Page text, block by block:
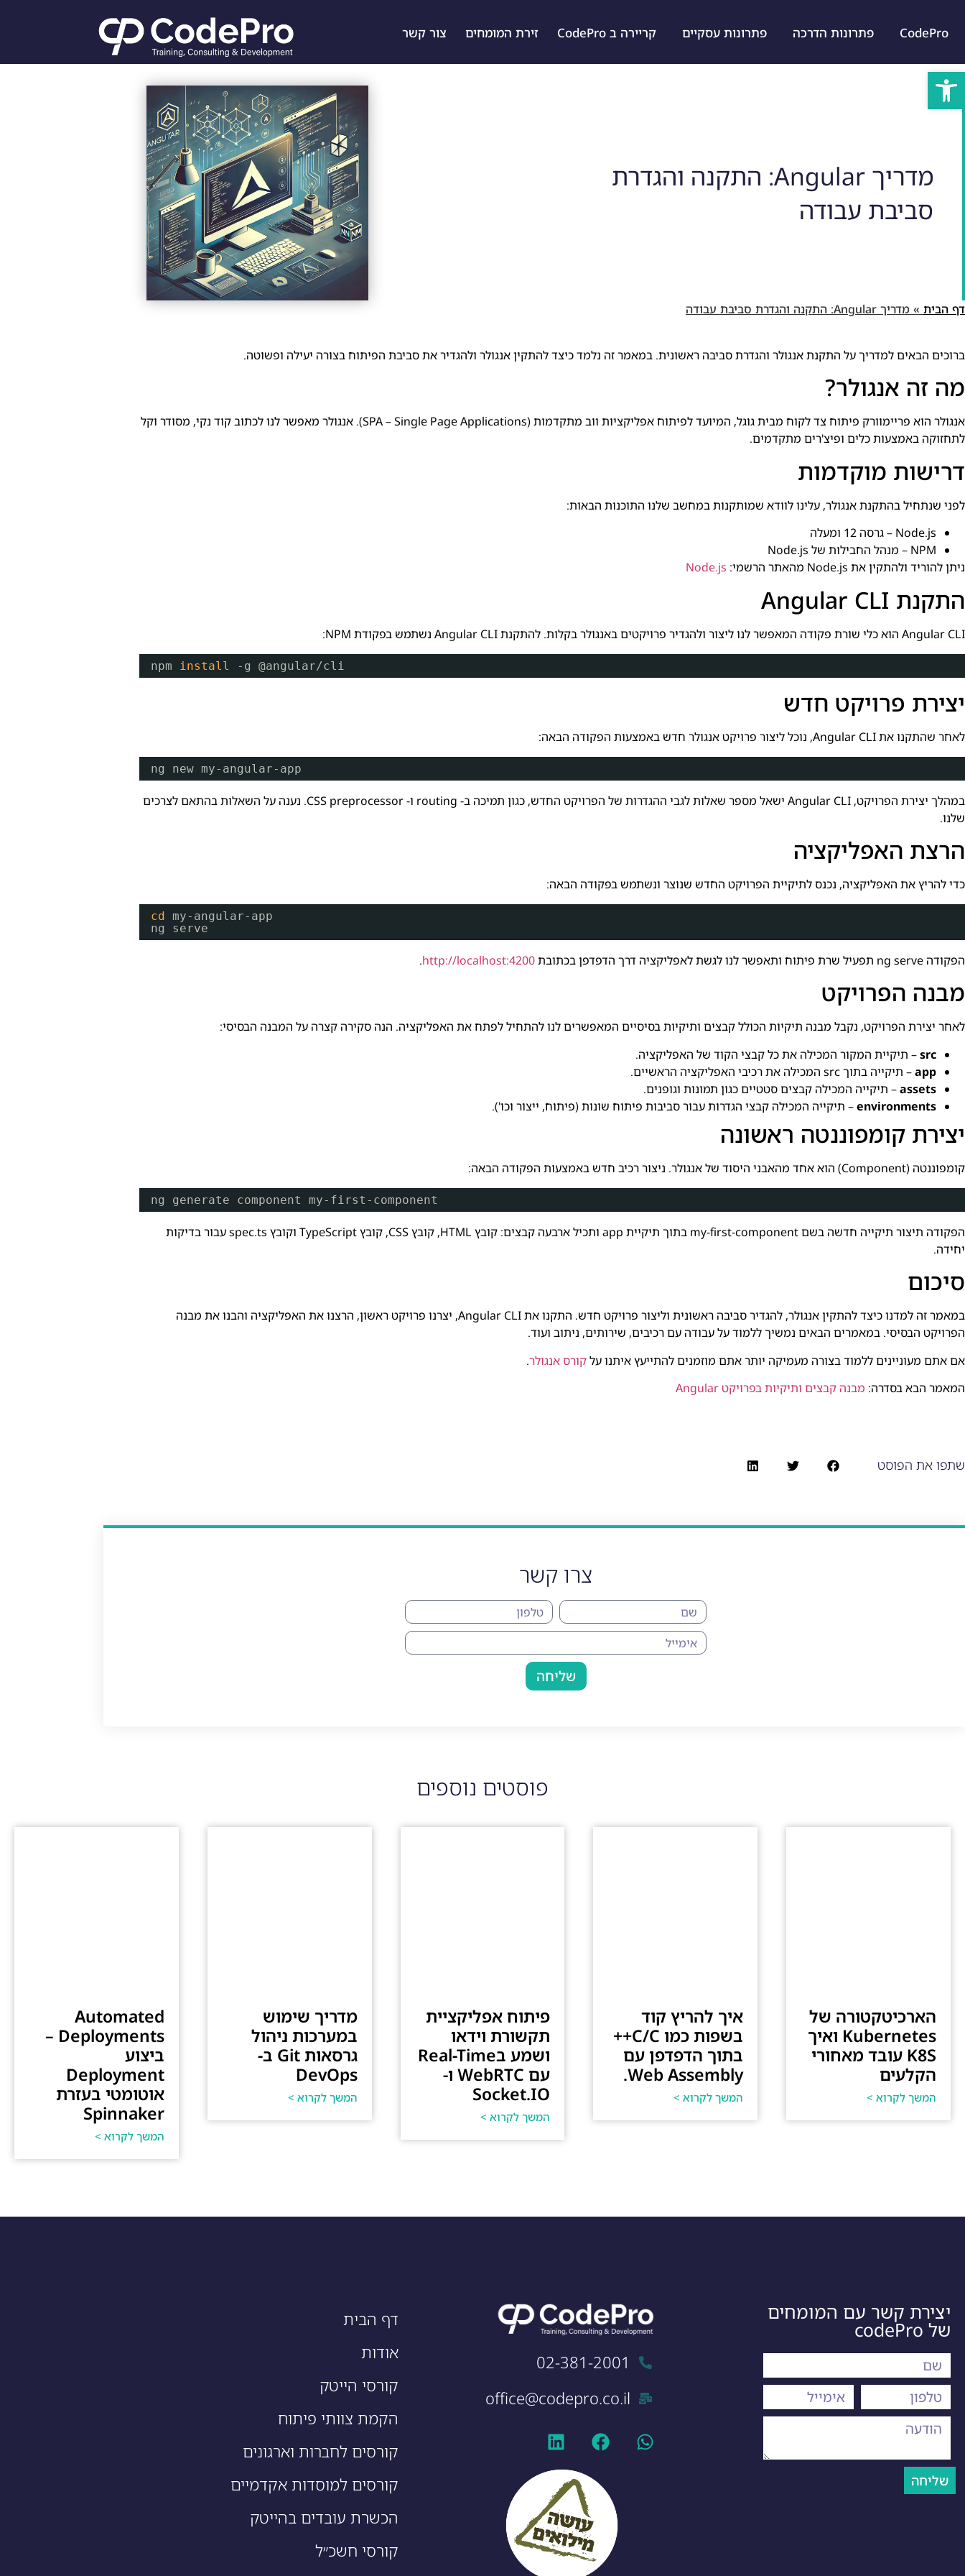
פתח סרגל נגישות
CodePro פתרונות הדרכה פתרונות עסקיים קריירה ב CodePro זירת המומחים צור קשר
מדריך Angular: התקנה והגדרת
סביבת עבודה
דף הבית » מדריך Angular: התקנה והגדרת סביבת עבודה
ברוכים הבאים למדריך על התקנת אנגולר והגדרת סביבה ראשונית. במאמר זה נלמד כיצד להתקין אנגולר ולהגדיר את סביבת הפיתוח בצורה יעילה ופשוטה.
מה זה אנגולר?
אנגולר הוא פריימוורק פיתוח צד לקוח מבית גוגל, המיועד לפיתוח אפליקציות ווב מתקדמות (SPA – Single Page Applications). אנגולר מאפשר לנו לכתוב קוד נקי, מסודר וקל
לתחזוקה באמצעות כלים ופיצ'רים מתקדמים.
דרישות מוקדמות
לפני שנתחיל בהתקנת אנגולר, עלינו לוודא שמותקנות במחשב שלנו התוכנות הבאות:
Node.js – גרסה 12 ומעלה
NPM – מנהל החבילות של Node.js
ניתן להוריד ולהתקין את Node.js מהאתר הרשמי:
Node.js
התקנת Angular CLI
Angular CLI הוא כלי שורת פקודה המאפשר לנו ליצור ולהגדיר פרויקטים באנגולר בקלות. להתקנת Angular CLI נשתמש בפקודת NPM:
npm install -g @angular/cli
יצירת פרויקט חדש
לאחר שהתקנו את Angular CLI, נוכל ליצור פרויקט אנגולר חדש באמצעות הפקודה הבאה:
ng new my-angular-app
במהלך יצירת הפרויקט, Angular CLI ישאל מספר שאלות לגבי ההגדרות של הפרויקט החדש, כגון תמיכה ב- routing ו- CSS preprocessor. נענה על השאלות בהתאם לצרכים
שלנו.
הרצת האפליקציה
כדי להריץ את האפליקציה, נכנס לתיקיית הפרויקט החדש שנוצר ונשתמש בפקודה הבאה:
cd
my-angular-app
ng serve
הפקודה ng serve תפעיל שרת פיתוח ותאפשר לנו לגשת לאפליקציה דרך הדפדפן בכתובת http://localhost:4200
.
מבנה הפרויקט
לאחר יצירת הפרויקט, נקבל מבנה תיקיות הכולל קבצים ותיקיות בסיסיים המאפשרים לנו להתחיל לפתח את האפליקציה. הנה סקירה קצרה על המבנה הבסיסי:
src– תיקיית המקור המכילה את כל קבצי הקוד של האפליקציה.
app– תיקייה בתוך src המכילה את רכיבי האפליקציה הראשיים.
assets– תיקייה המכילה קבצים סטטיים כגון תמונות וגופנים.
environments– תיקייה המכילה קבצי הגדרות עבור סביבות פיתוח שונות (פיתוח, ייצור וכו').
יצירת קומפוננטה ראשונה
קומפוננטה (Component) הוא אחד מהאבני היסוד של אנגולר. ניצור רכיב חדש באמצעות הפקודה הבאה:
ng generate component my-first-component
הפקודה תיצור תיקייה חדשה בשם my-first-component בתוך תיקיית app ותכיל ארבעה קבצים: קובץ HTML, קובץ CSS, קובץ TypeScript וקובץ spec.ts עבור בדיקות
יחידה.
סיכום
במאמר זה למדנו כיצד להתקין אנגולר, להגדיר סביבה ראשונית וליצור פרויקט חדש. התקנו את Angular CLI, יצרנו פרויקט ראשון, הרצנו את האפליקציה והבנו את מבנה
הפרויקט הבסיסי. במאמרים הבאים נמשיך ללמוד על עבודה עם רכיבים, שירותים, ניתוב ועוד.
אם אתם מעוניינים ללמוד בצורה מעמיקה יותר אתם מוזמנים להתייעץ איתנו עלקורס אנגולר.
המאמר הבא בסדרה: מבנה קבצים ותיקיות בפרויקט Angular
שתפו את הפוסט
צרו קשר
שליחה
פוסטים נוספים
הארכיטקטורה של
Kubernetes ואיך
K8S עובד מאחורי
הקלעים
המשך לקרוא >
איך להריץ קוד
בשפות כמו C/C++
בתוך הדפדפן עם
Web Assembly.
המשך לקרוא >
פיתוח אפליקציית
תקשורת וידאו
ושמע בReal-Time
עם WebRTC ו-
Socket.IO
המשך לקרוא >
מדריך שימוש
במערכות ניהול
גרסאות Git ב-
DevOps
המשך לקרוא >
Automated
Deployments –
ביצוע
Deployment
אוטומטי בעזרת
Spinnaker
המשך לקרוא >
יצירת קשר עם המומחים
של codePro
שליחה
02-381-2001
office@codepro.co.il
דף הבית
אודות
קורסי הייטק
הקמת צוותי פיתוח
קורסים לחברות וארגונים
קורסים למוסדות אקדמיים
הכשרת עובדים בהייטק
קורסי חשכ״ל